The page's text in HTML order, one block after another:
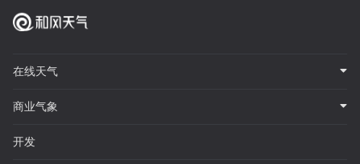
在线天气
商业气象
开发